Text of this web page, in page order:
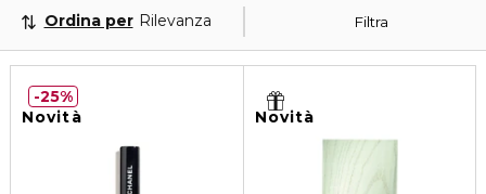
Filtra
Ordina per Rilevanza
Novità
25%
Novità